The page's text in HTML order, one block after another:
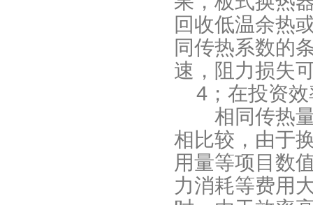
回收低温余热
同传热系数的
速，阻力损失
4；在投资效
相同传热量
相比较，由于
用量等项目数
力消耗等费用